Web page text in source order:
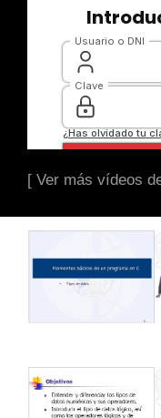
[ Ver más vídeos